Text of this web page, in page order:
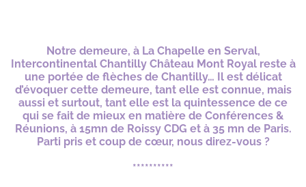
Notre demeure, à La Chapelle en Serval,
Intercontinental Chantilly Château Mont Royal reste à
une portée de flèches de Chantilly… Il est délicat
d’évoquer cette demeure, tant elle est connue, mais
aussi et surtout, tant elle est la quintessence de ce
qui se fait de mieux en matière de Conférences &
Réunions, à 15mn de Roissy CDG et à 35 mn de Paris.
Parti pris et coup de cœur, nous direz-vous ?
**********